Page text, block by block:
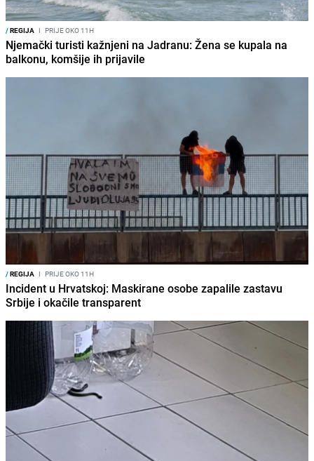
/REGIJA I PRIJE OKO 11H
Njemački turisti kažnjeni na Jadranu: Žena se kupala na
balkonu, komšije ih prijavile
/REGIJA I PRIJE OKO 11H
Incident u Hrvatskoj: Maskirane osobe zapalile zastavu
Srbije i okačile transparent